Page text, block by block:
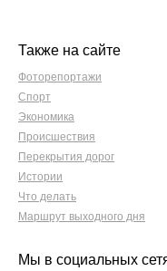
Также на сайте
Фоторепортажи
Спорт
Экономика
Происшествия
Перекрытия дорог
Истории
Что делать
Маршрут выходного дня
Мы в социальных